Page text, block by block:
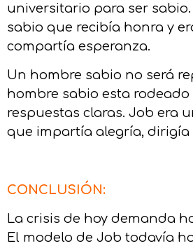
universitario para ser
sabio que recibía honra y
compartía esperanza.
Un hombre sabio no será
hombre sabio esta
respuestas claras. Job era
que impartía alegría, dirigía
CONCLUSIÓN:
La crisis de hoy demanda
El modelo de Job todavía